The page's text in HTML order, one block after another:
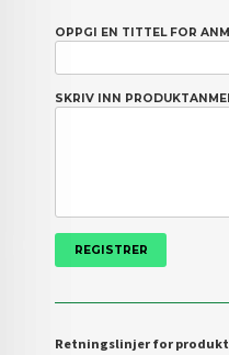
OPPGI EN TITTEL FOR
SKRIV INN
Retningslinjer for